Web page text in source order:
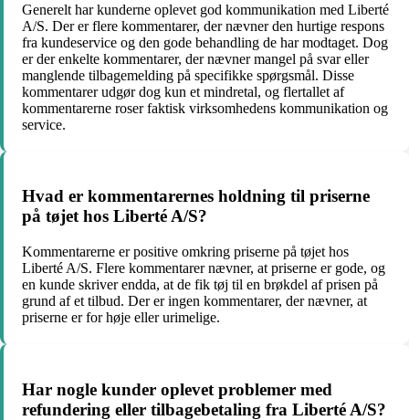
Generelt har kunderne oplevet god kommunikation med Liberté
A/S. Der er flere kommentarer, der nævner den hurtige respons
fra kundeservice og den gode behandling de har modtaget. Dog
er der enkelte kommentarer, der nævner mangel på svar eller
manglende tilbagemelding på specifikke spørgsmål. Disse
kommentarer udgør dog kun et mindretal, og flertallet af
kommentarerne roser faktisk virksomhedens kommunikation og
service.
Hvad er kommentarernes holdning til priserne
på tøjet hos Liberté A/S?
Kommentarerne er positive omkring priserne på tøjet hos
Liberté A/S. Flere kommentarer nævner, at priserne er gode, og
en kunde skriver endda, at de fik tøj til en brøkdel af prisen på
grund af et tilbud. Der er ingen kommentarer, der nævner, at
priserne er for høje eller urimelige.
Har nogle kunder oplevet problemer med
refundering eller tilbagebetaling fra Liberté A/S?